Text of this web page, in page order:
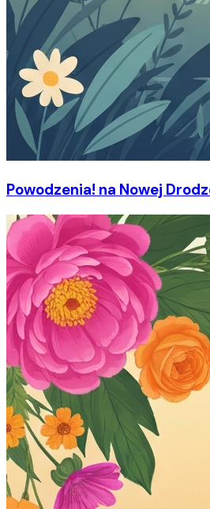
Powodzenia! na Nowej